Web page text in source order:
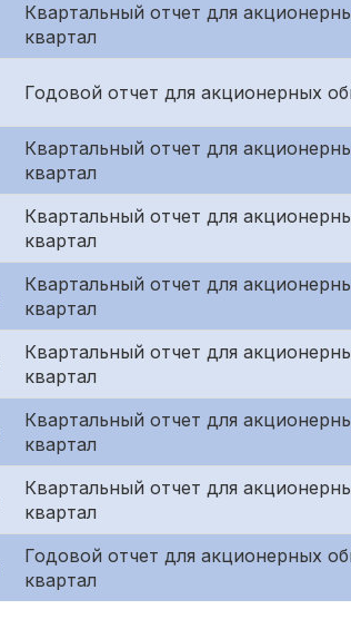
Квартальный отчет для
квартал
Годовой отчет для акционерных
Квартальный отчет для
квартал
Квартальный отчет для
квартал
Квартальный отчет для
квартал
Квартальный отчет для
квартал
Квартальный отчет для
квартал
Квартальный отчет для
квартал
Годовой отчет для акционерных
квартал